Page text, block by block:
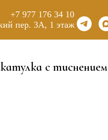
+7 977 176 34 10
пер. 3А, 1 этаж
с тиснением